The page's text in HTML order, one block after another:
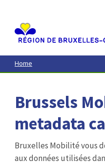
contenu
principal
Home
Brussels
metadata
Bruxelles Mobilité vous
aux données utilisées